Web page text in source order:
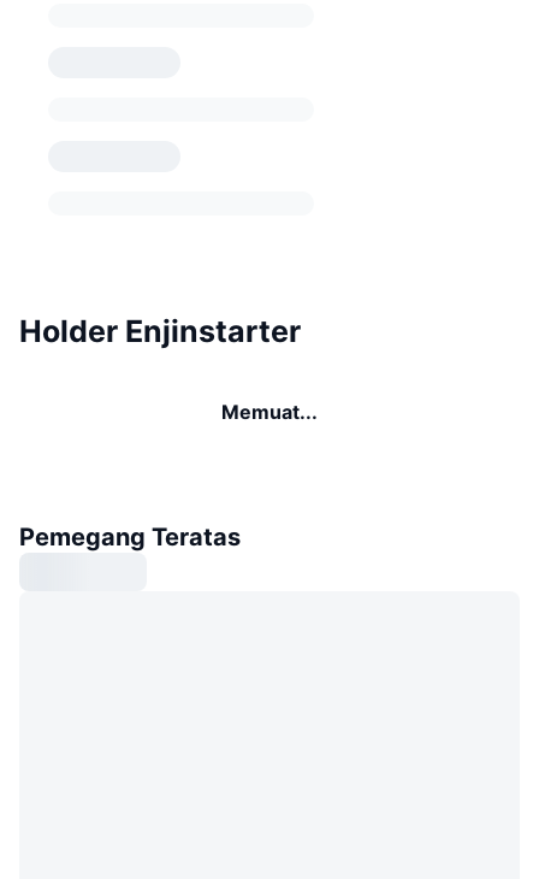
Holder Enjinstarter
Memuat...
Pemegang Teratas